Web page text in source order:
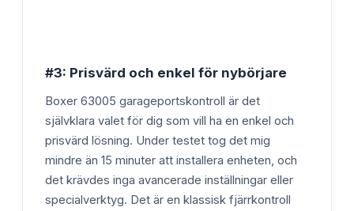
#3: Prisvärd och enkel för nybörjare
Boxer 63005 garageportskontroll är det
självklara valet för dig som vill ha en enkel och
prisvärd lösning. Under testet tog det mig
mindre än 15 minuter att installera enheten, och
det krävdes inga avancerade inställningar eller
specialverktyg. Det är en klassisk fjärrkontroll